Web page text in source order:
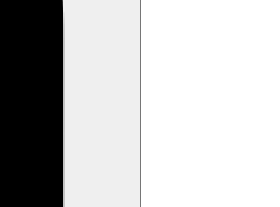
obchod, bankomat,